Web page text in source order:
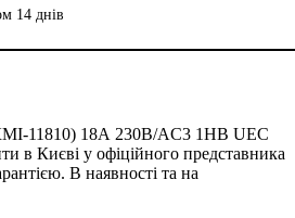
14 днів
11810) 18А 230В/AC3 1НВ UEC
в Києві у офіційного представника
В наявності та на